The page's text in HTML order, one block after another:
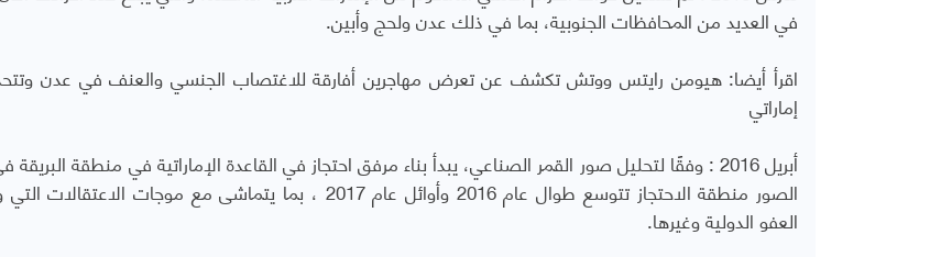
في العديد من المحافظات الجنوبية، بما في ذلك عدن ولحج وأبين.
اقرأ أيضا:هيومن رايتس ووتش تكشف عن تعرض مهاجرين أفارقة للاغتصاب الجنسي والعنف في عدن
إماراتي
أبريل 2016 : وفقًا لتحليل صور القمر الصناعي، يبدأ بناء مرفق احتجاز في القاعدة الإماراتية في منطقة
الصور منطقة الاحتجاز تتوسع طوال عام 2016 وأوائل عام 2017 ، بما يتماشى مع موجات
العفو الدولية وغيرها.